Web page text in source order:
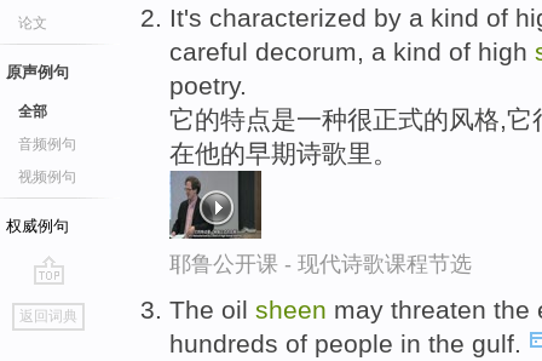
论文
原声例句
全部
音频例句
视频例句
权威例句
go
top
返回词典
It's characterized by a kind of
careful decorum, a kind of high
poetry.
它的特点是一种很正式的风格,
在他的早期诗歌里。
耶鲁公开课 - 现代诗歌课程节选
The oil sheen may threaten the
hundreds of people in the gulf.